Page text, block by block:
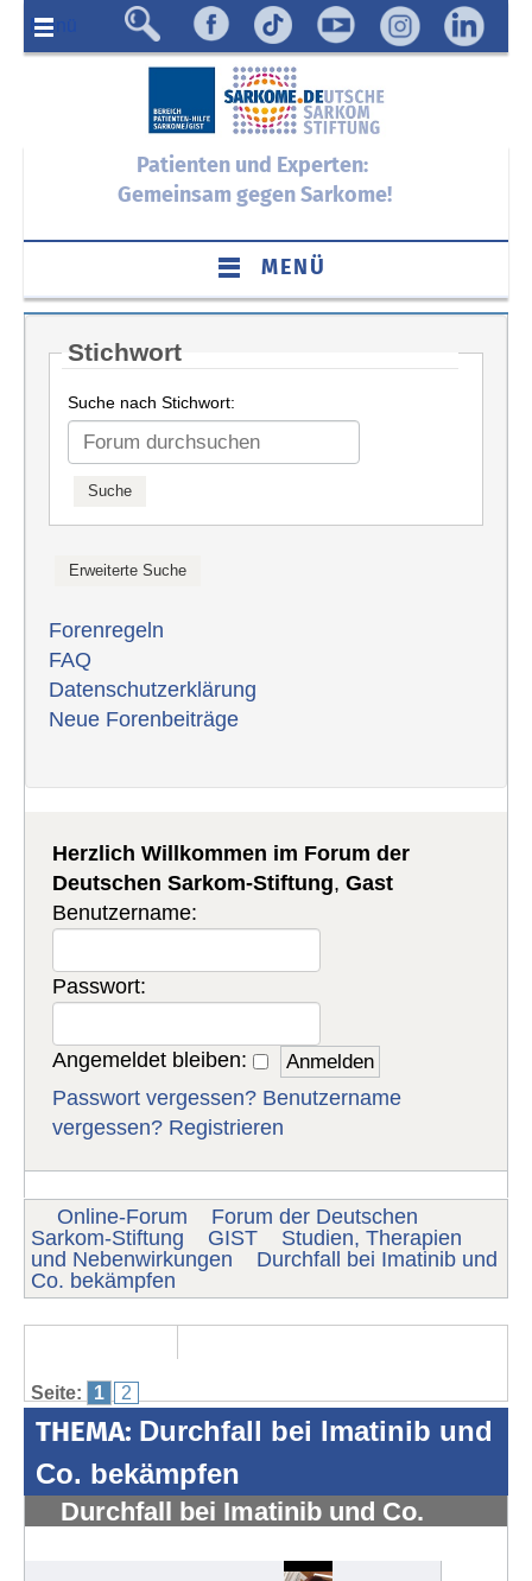
Menü
Patienten und Experten:
Gemeinsam gegen Sarkome!
MENÜ
Stichwort
Suche nach Stichwort:
Forenregeln
FAQ
Datenschutzerklärung
Neue Forenbeiträge
Herzlich Willkommen im Forum der
Deutschen Sarkom-Stiftung,Gast
Benutzername:
Passwort:
Angemeldet bleiben:
Passwort vergessen? Benutzername
vergessen? Registrieren
Online-Forum
Forum der Deutschen
Sarkom-Stiftung
GIST
Studien, Therapien
und Nebenwirkungen
Durchfall bei Imatinib und
Co. bekämpfen
Seite: 1 2
THEMA: Durchfall bei Imatinib und
Co. bekämpfen
Durchfall bei Imatinib und Co.